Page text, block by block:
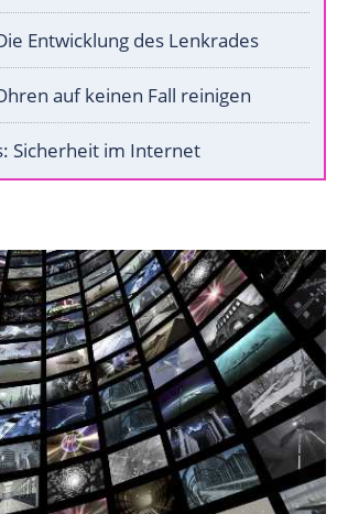
Entwicklung des Lenkrades
auf keinen Fall reinigen
Sicherheit im Internet